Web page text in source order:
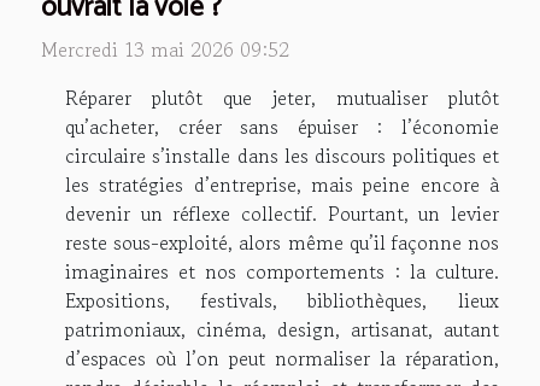
Mercredi 13 mai 2026 09:52
Réparer plutôt que jeter, mutualiser plutôt
qu’acheter, créer sans épuiser : l’économie
circulaire s’installe dans les discours politiques et
les stratégies d’entreprise, mais peine encore à
devenir un réflexe collectif. Pourtant, un levier
reste sous-exploité, alors même qu’il façonne nos
imaginaires et nos comportements : la culture.
Expositions, festivals, bibliothèques, lieux
patrimoniaux, cinéma, design, artisanat, autant
d’espaces où l’on peut normaliser la réparation,